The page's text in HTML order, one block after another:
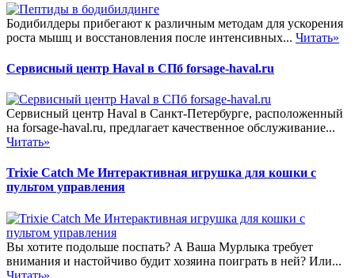
Бодибилдеры прибегают к различным методам для ускорения
роста мышц и восстановления после интенсивных... Читать»
Сервисный центр Haval в СПб forsage-haval.ru
Сервисный центр Haval в Санкт-Петербурге, расположенный
на forsage-haval.ru, предлагает качественное обслуживание...
Читать»
Trixie Catch Me Интерактивная игрушка для кошки с
пультом управления
Вы хотите подольше поспать? А Ваша Мурлыка требует
внимания и настойчиво будит хозяина поиграть в ней? Или...
Читать»